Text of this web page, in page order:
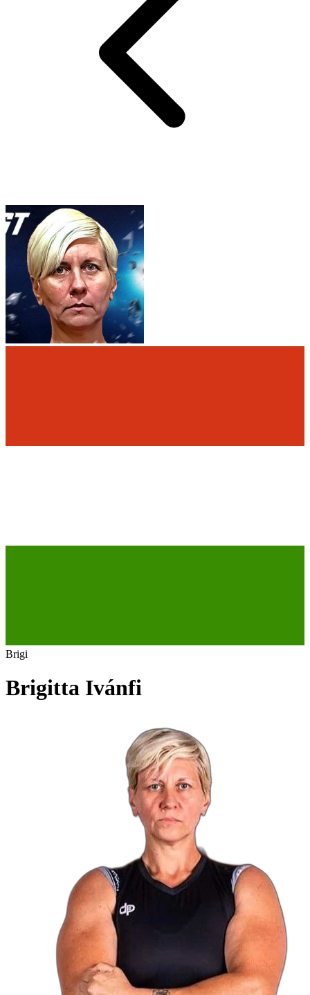
Brigi
Brigitta Ivánfi